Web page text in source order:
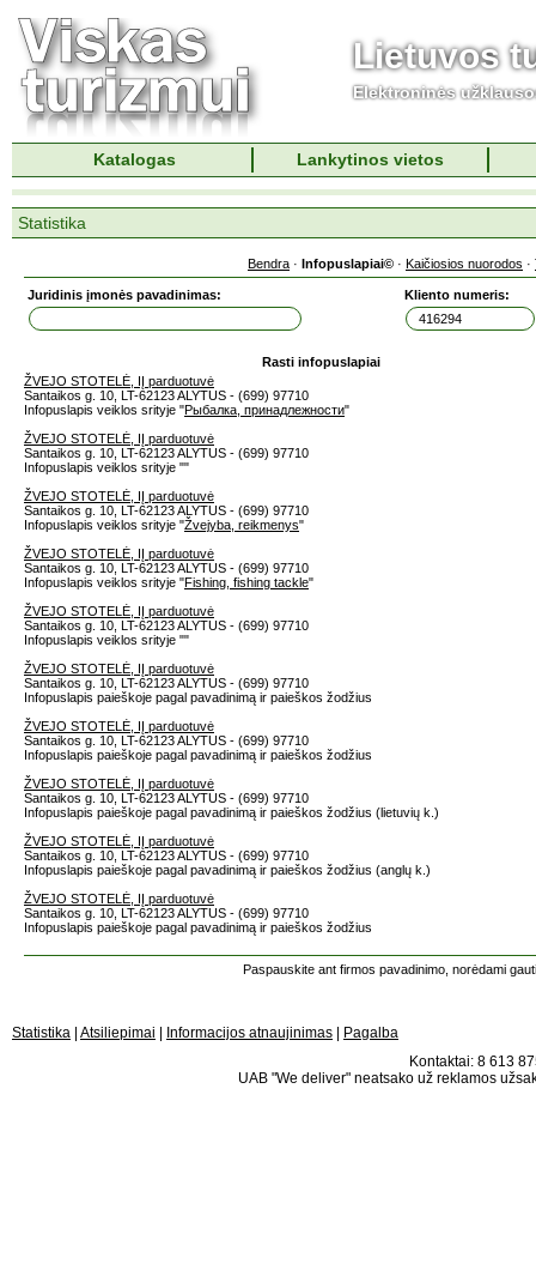
Lietuvos
Elektroninės
Katalogas Lankytinos vietos
Statistika
Bendra · Infopuslapiai© · Kaičiosios nuorodos ·
Juridinis įmonės pavadinimas: Kliento numeris:
Rasti infopuslapiai
ŽVEJO STOTELĖ, IĮ parduotuvė
Santaikos g. 10, LT-62123 ALYTUS - (699) 97710
Infopuslapis veiklos srityje "Рыбалка, принадлежности"
ŽVEJO STOTELĖ, IĮ parduotuvė
Santaikos g. 10, LT-62123 ALYTUS - (699) 97710
Infopuslapis veiklos srityje ""
ŽVEJO STOTELĖ, IĮ parduotuvė
Santaikos g. 10, LT-62123 ALYTUS - (699) 97710
Infopuslapis veiklos srityje "Žvejyba, reikmenys"
ŽVEJO STOTELĖ, IĮ parduotuvė
Santaikos g. 10, LT-62123 ALYTUS - (699) 97710
Infopuslapis veiklos srityje "Fishing, fishing tackle"
ŽVEJO STOTELĖ, IĮ parduotuvė
Santaikos g. 10, LT-62123 ALYTUS - (699) 97710
Infopuslapis veiklos srityje ""
ŽVEJO STOTELĖ, IĮ parduotuvė
Santaikos g. 10, LT-62123 ALYTUS - (699) 97710
Infopuslapis paieškoje pagal pavadinimą ir paieškos žodžius
ŽVEJO STOTELĖ, IĮ parduotuvė
Santaikos g. 10, LT-62123 ALYTUS - (699) 97710
Infopuslapis paieškoje pagal pavadinimą ir paieškos žodžius
ŽVEJO STOTELĖ, IĮ parduotuvė
Santaikos g. 10, LT-62123 ALYTUS - (699) 97710
Infopuslapis paieškoje pagal pavadinimą ir paieškos žodžius (lietuvių k.)
ŽVEJO STOTELĖ, IĮ parduotuvė
Santaikos g. 10, LT-62123 ALYTUS - (699) 97710
Infopuslapis paieškoje pagal pavadinimą ir paieškos žodžius (anglų k.)
ŽVEJO STOTELĖ, IĮ parduotuvė
Santaikos g. 10, LT-62123 ALYTUS - (699) 97710
Infopuslapis paieškoje pagal pavadinimą ir paieškos žodžius
Paspauskite ant firmos pavadinimo, norėdami
Statistika Atsiliepimai Informacijos atnaujinimas
Pagalba
Kontaktai: 8 613
UAB "We deliver" neatsako už reklamos